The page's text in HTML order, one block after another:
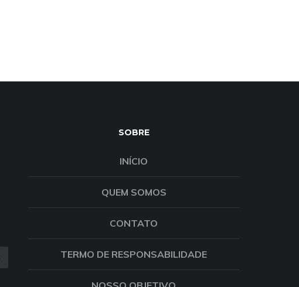
SOBRE
INÍCIO
QUEM SOMOS
CONTATO
TERMO DE RESPONSABILIDADE